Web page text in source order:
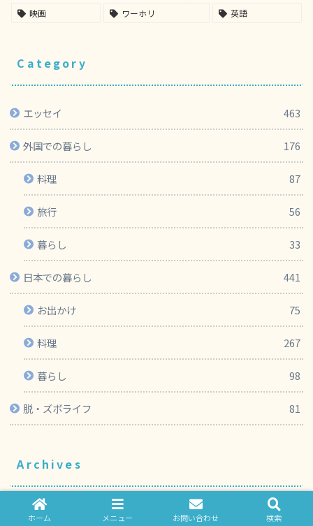
映画
ワーホリ 英語
Category
エッセイ 463
外国での暮らし 176
料理 87
旅行 56
暮らし 33
日本での暮らし 441
お出かけ 75
料理 267
暮らし 98
脱・ズボライフ 81
Archives
2026年
ホーム メニュー お問い合わせ 検索